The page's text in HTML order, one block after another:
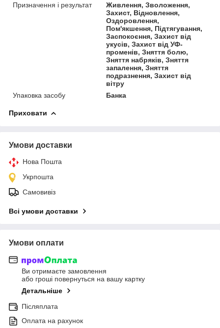
Призначення і результат
Живлення, Зволоження,
Захист, Відновлення,
Оздоровлення,
Пом'якшення, Підтягування,
Заспокоєння, Захист від
укусів, Захист від УФ-
променів, Зняття болю,
Зняття набряків, Зняття
запалення, Зняття
подразнення, Захист від
вітру
Упаковка засобу
Банка
Приховати
Умови доставки
Нова Пошта
Укрпошта
Самовивіз
Всі умови доставки
Умови оплати
Ви отримаєте замовлення
або гроші повернуться на вашу картку
Детальніше
Післяплата
Оплата на рахунок